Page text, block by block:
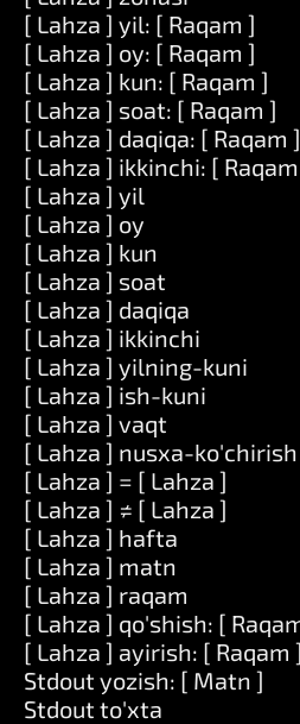
[ Lahza ] yil: [ Raqam ]
[ Lahza ] oy: [ Raqam ]
[ Lahza ] kun: [ Raqam ]
[ Lahza ] soat: [ Raqam ]
[ Lahza ] daqiqa: [ Raqam ]
[ Lahza ] ikkinchi: [
[ Lahza ] yil
[ Lahza ] oy
[ Lahza ] kun
[ Lahza ] soat
[ Lahza ] daqiqa
[ Lahza ] ikkinchi
[ Lahza ] yilning-kuni
[ Lahza ] ish-kuni
[ Lahza ] vaqt
[ Lahza ] nusxa-ko'chirish
[ Lahza ] = [ Lahza ]
[ Lahza ] ≠ [ Lahza ]
[ Lahza ] hafta
[ Lahza ] matn
[ Lahza ] raqam
[ Lahza ] qo'shish: [
[ Lahza ] ayirish: [ Raqam ]
Stdout yozish: [ Matn ]
Stdout to'xta